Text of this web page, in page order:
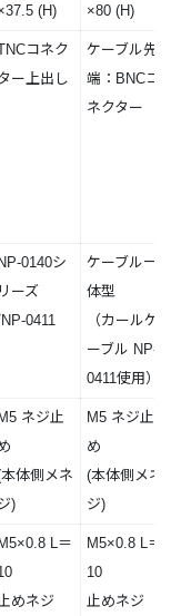
(H)
×80 (H)
コネク
ー上出し
ケーブル先
端：BNCコ
ネクター
0140シ
リーズ
0411
ケーブル一
体型
（カールケ
ーブル NP-
0411使用）
ネジ止
体側メネ
)
M5 ネジ止
め
(本体側メネ
ジ)
L＝
止めネジ
M5×0.8 L＝
10
止めネジ